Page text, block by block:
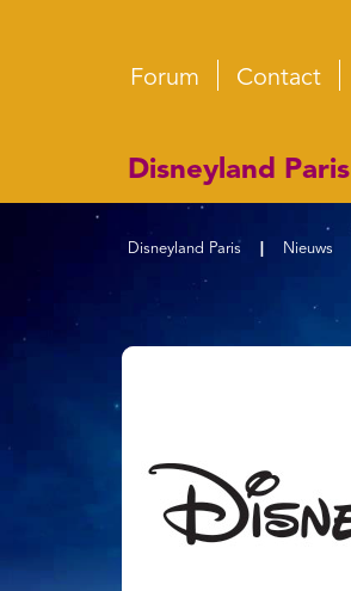
Forum Contact
Disneyland Paris
Disneyland Paris Nieuws